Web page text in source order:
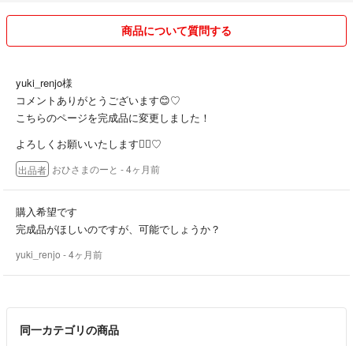
2点 100円引き
4点以上 200円引き
※お値下げは皆さま同一条件で行っております。
個別での対応はしておりません。
---------------------------------------
・ご準備いただくスケッチブックは B4サイズがおすすめ です
・＋500円でスケッチブックに直接印刷した完成品に変更可能です
たします。
別々での製本をご希望の際は、ご購入時にメッセージにてお知らせくだ
⸻
▲まとめ買い割引（全商品共通）
・3点：150円引き
・4点以上：200円引き
商品について質問する
yuki_renjo様
コメントありがとうございます😊♡
こちらのページを完成品に変更しました！
よろしくお願いいたします🙇‍♀️♡
出品者 おひさまのーと - 4ヶ月前
購入希望です
完成品がほしいのですが、可能でしょうか？
yuki_renjo - 4ヶ月前
同一カテゴリの商品